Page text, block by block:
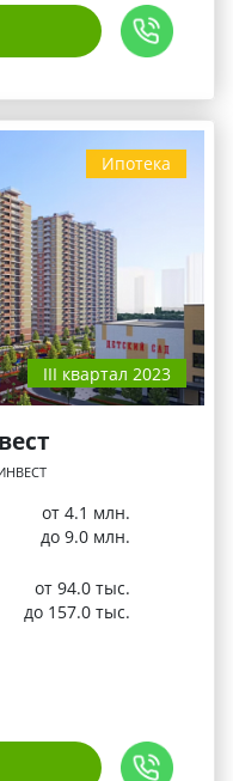
Ипотека
III квартал 2023
от 4.1 млн.
до 9.0 млн.
от 94.0 тыс.
до 157.0 тыс.